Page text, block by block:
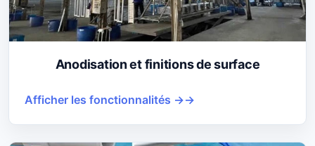
Anodisation et finitions de surface
Afficher les fonctionnalités →